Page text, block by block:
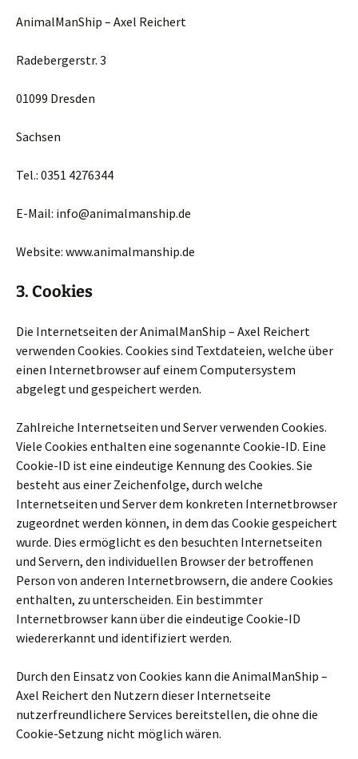
AnimalManShip – Axel Reichert
Radebergerstr. 3
01099 Dresden
Sachsen
Tel.: 0351 4276344
E-Mail: info@animalmanship.de
Website: www.animalmanship.de
3. Cookies
Die Internetseiten der AnimalManShip – Axel Reichert
verwenden Cookies. Cookies sind Textdateien, welche über
einen Internetbrowser auf einem Computersystem
abgelegt und gespeichert werden.
Zahlreiche Internetseiten und Server verwenden Cookies.
Viele Cookies enthalten eine sogenannte Cookie-ID. Eine
Cookie-ID ist eine eindeutige Kennung des Cookies. Sie
besteht aus einer Zeichenfolge, durch welche
Internetseiten und Server dem konkreten Internetbrowser
zugeordnet werden können, in dem das Cookie gespeichert
wurde. Dies ermöglicht es den besuchten Internetseiten
und Servern, den individuellen Browser der betroffenen
Person von anderen Internetbrowsern, die andere Cookies
enthalten, zu unterscheiden. Ein bestimmter
Internetbrowser kann über die eindeutige Cookie-ID
wiedererkannt und identifiziert werden.
Durch den Einsatz von Cookies kann die AnimalManShip –
Axel Reichert den Nutzern dieser Internetseite
nutzerfreundlichere Services bereitstellen, die ohne die
Cookie-Setzung nicht möglich wären.